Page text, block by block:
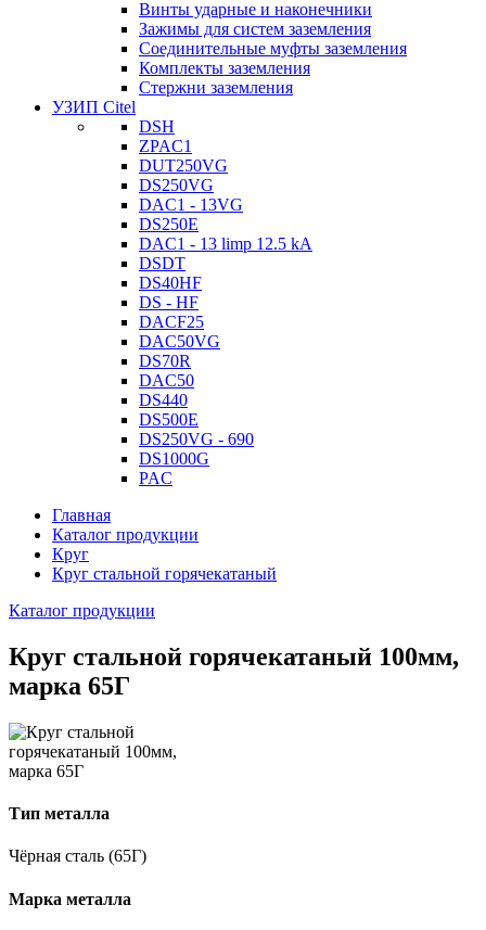
Винты ударные и наконечники
Зажимы для систем заземления
Соединительные муфты заземления
Комплекты заземления
Стержни заземления
УЗИП Citel
DSH
ZPAC1
DUT250VG
DS250VG
DAC1 - 13VG
DS250E
DAC1 - 13 limp 12.5 kA
DSDT
DS40HF
DS - HF
DACF25
DAC50VG
DS70R
DAC50
DS440
DS500E
DS250VG - 690
DS1000G
PAC
Главная
Каталог продукции
Круг
Круг стальной горячекатаный
Каталог продукции
Круг стальной горячекатаный 100мм,
марка 65Г
Тип металла
Чёрная сталь (65Г)
Марка металла